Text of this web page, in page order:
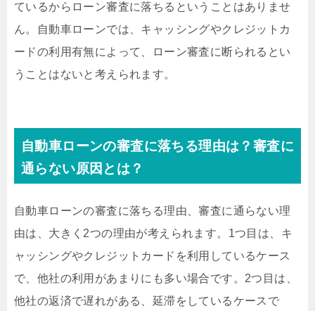
ているからローン審査に落ちるということはありませ
ん。自動車ローンでは、キャッシングやクレジットカ
ードの利用有無によって、ローン審査に断られるとい
うことはないと考えられます。
自動車ローンの審査に落ちる理由は？審査に
通らない原因とは？
自動車ローンの審査に落ちる理由、審査に通らない理
由は、大きく2つの理由が考えられます。1つ目は、キ
ャッシングやクレジットカードを利用しているケース
で、他社の利用があまりにも多い場合です。2つ目は、
他社の返済で遅れがある、延滞をしているケースで